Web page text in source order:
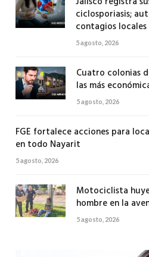
ciclosporiasis;
contagios locales
5 agosto, 2026
Cuatro colonias
las más
5 agosto, 2026
FGE fortalece acciones para
en todo Nayarit
5 agosto, 2026
Motociclista
hombre en la
5 agosto, 2026